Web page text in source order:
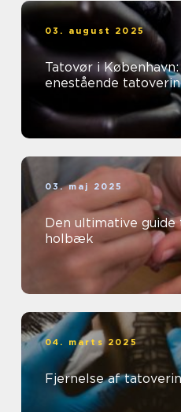
03. august 2025
Tatovør i
enestående
03. maj 2025
Den ultimative
holbæk
04. marts 2025
Fjernelse af